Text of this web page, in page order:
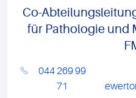
Co-
für Pathologie und
044 269 99
71